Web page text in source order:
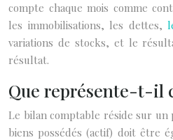
compte chaque mois comme
les immobilisations, les dettes,
variations de stocks, et le
résultat.
Que représente-t-il
Le bilan comptable réside sur
biens possédés (actif) doit être